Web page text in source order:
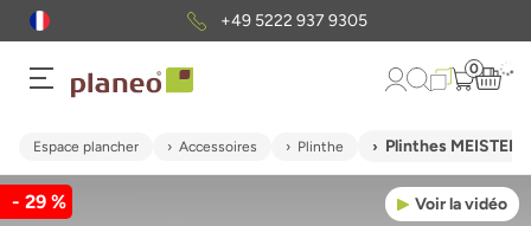
+49 5222 937 9305
0
Espace plancher Accessoires Plinthe Plinthes MEISTER
Voir la vidéo
- 29 %